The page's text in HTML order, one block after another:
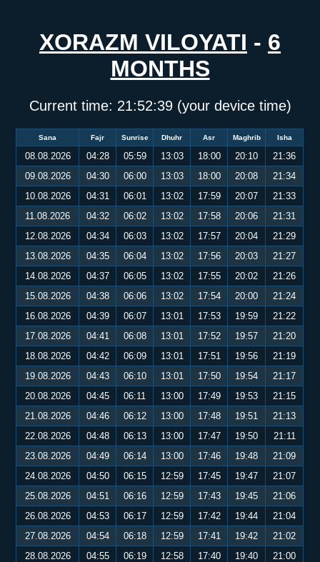
XORAZM VILOYATI - 6
MONTHS
Current time: 21:52:39(your device time)
Sana Fajr Sunrise Dhuhr Asr Maghrib Isha
08.08.2026 04:28 05:59 13:03 18:00 20:10
21:36
09.08.2026
04:30 06:00 13:03 18:00 20:08
21:34
10.08.2026
04:31 06:01 13:02 17:59 20:07
21:33
11.08.2026
04:32 06:02 13:02 17:58 20:06
21:31
12.08.2026
04:34 06:03 13:02 17:57 20:04
21:29
13.08.2026
04:35 06:04 13:02 17:56 20:03
21:27
14.08.2026
04:37 06:05 13:02 17:55 20:02
21:26
15.08.2026
04:38 06:06 13:02 17:54 20:00
21:24
16.08.2026
04:39 06:07 13:01 17:53 19:59
21:22
17.08.2026
04:41 06:08 13:01 17:52 19:57
21:20
18.08.2026
04:42 06:09 13:01 17:51 19:56
21:19
19.08.2026
04:43 06:10 13:01 17:50 19:54
21:17
20.08.2026
04:45 06:11 13:00 17:49 19:53
21:15
21.08.2026
04:46 06:12 13:00 17:48 19:51
21:13
22.08.2026
04:48 06:13 13:00 17:47 19:50
21:11
23.08.2026
04:49 06:14 13:00 17:46 19:48
21:09
24.08.2026
04:50 06:15 12:59 17:45 19:47
21:07
25.08.2026
04:51 06:16 12:59 17:43 19:45
21:06
26.08.2026
04:53 06:17 12:59 17:42 19:44
21:04
27.08.2026
04:54 06:18 12:59 17:41 19:42
21:02
28.08.2026
04:55 06:19 12:58 17:40 19:40
21:00